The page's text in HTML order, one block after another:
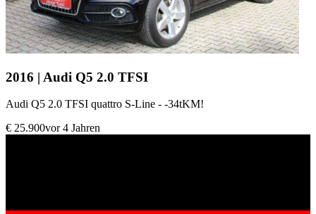
2016 | Audi Q5 2.0 TFSI
Audi Q5 2.0 TFSI quattro S-Line - -34tKM!
€ 25.900vor 4 Jahren